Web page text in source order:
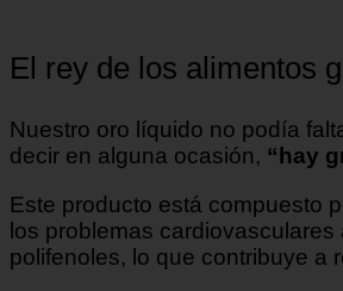
El rey de los alimentos
Nuestro oro líquido no podía
decir en alguna ocasión, “hay
Este producto está compuesto
los problemas cardiovasculares
polifenoles, lo que contribuye a